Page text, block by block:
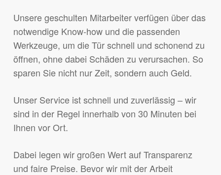
Unsere geschulten Mitarbeiter verfügen über das
notwendige Know-how und die passenden
Werkzeuge, um die Tür schnell und schonend zu
öffnen, ohne dabei Schäden zu verursachen. So
sparen Sie nicht nur Zeit, sondern auch Geld.
Unser Service ist schnell und zuverlässig – wir
sind in der Regel innerhalb von 30 Minuten bei
Ihnen vor Ort.
Dabei legen wir großen Wert auf Transparenz
und faire Preise. Bevor wir mit der Arbeit